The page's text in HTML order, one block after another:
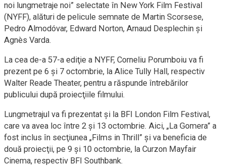
noi lungmetraje noi” selectate în New York Film Festival
(NYFF), alături de pelicule semnate de Martin Scorsese,
Pedro Almodóvar, Edward Norton, Arnaud Desplechin şi
Agnès Varda.
La cea de-a 57-a ediţie a NYFF, Corneliu Porumboiu va fi
prezent pe 6 şi 7 octombrie, la Alice Tully Hall, respectiv
Walter Reade Theater, pentru a răspunde întrebărilor
publicului după proiecţiile filmului.
Lungmetrajul va fi prezentat şi la BFI London Film Festival,
care va avea loc între 2 şi 13 octombrie. Aici, „La Gomera” a
fost inclus în secţiunea „Films in Thrill” şi va beneficia de
două proiecţii, pe 9 şi 10 octombrie, la Curzon Mayfair
Cinema, respectiv BFI Southbank.